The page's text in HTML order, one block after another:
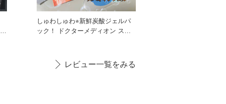
しゅわしゅわ⭐︎新鮮炭酸ジェルパ
ック！ ドクターメディオン スパ
レビュー一覧をみる